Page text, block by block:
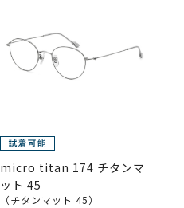
micro titan 174 チタンマ
ット 45
（チタンマット 45）